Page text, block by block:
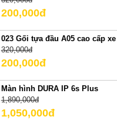
200,000đ
023 Gối tựa đầu A05 cao cấp
320,000đ
200,000đ
Màn hình DURA IP 6s Plus
1,890,000đ
1,050,000đ